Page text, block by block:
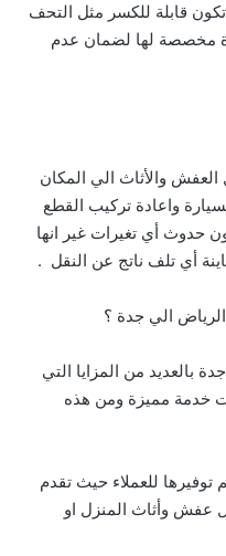
تكون قابلة للكسر مثل التحف
مخصصة لها لضمان عدم
العفش والأثاث الي المكان
واعادة تركيب القطع
حدوث أي تغيرات غير انها
أي تلف ناتج عن النقل .
الي جدة ؟
بالعديد من المزايا التي
خدمة مميزة ومن هذه
توفيرها للعملاء حيث تقدم
عفش وأثاث المنزل او